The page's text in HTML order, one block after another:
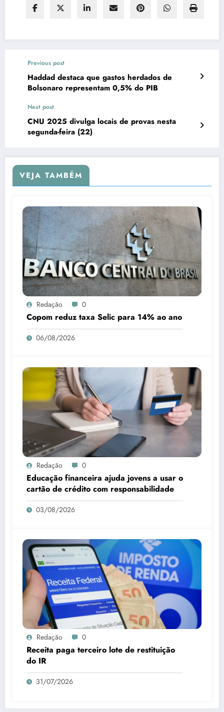
Previous post
Haddad destaca que gastos herdados de
Bolsonaro representam 0,5% do PIB
Next post
CNU 2025 divulga locais de provas nesta
segunda-feira (22)
VEJA TAMBÉM
Redação 0
Copom reduz taxa Selic para 14% ao ano
06/08/2026
Redação 0
Educação financeira ajuda jovens a usar o
cartão de crédito com responsabilidade
03/08/2026
Redação 0
Receita paga terceiro lote de restituição
do IR
31/07/2026